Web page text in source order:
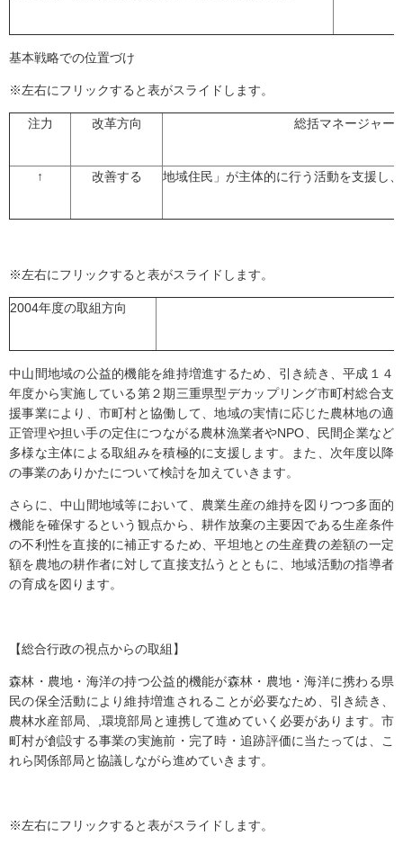
基本戦略での位置づけ
※左右にフリックすると表がスライドします。
注力 改革方向 総括マネージャー
↑ 改善する 地域住民」が主体的に行う活動を支援し
※左右にフリックすると表がスライドします。
2004年度の取組方向
中山間地域の公益的機能を維持増進するため、引き続き、平成１４
年度から実施している第２期三重県型デカップリング市町村総合支
援事業により、市町村と協働して、地域の実情に応じた農林地の適
正管理や担い手の定住につながる農林漁業者やNPO、民間企業など
多様な主体による取組みを積極的に支援します。また、次年度以降
の事業のありかたについて検討を加えていきます。
さらに、中山間地域等において、農業生産の維持を図りつつ多面的
機能を確保するという観点から、耕作放棄の主要因である生産条件
の不利性を直接的に補正するため、平坦地との生産費の差額の一定
額を農地の耕作者に対して直接支払うとともに、地域活動の指導者
の育成を図ります。
【総合行政の視点からの取組】
森林・農地・海洋の持つ公益的機能が森林・農地・海洋に携わる県
民の保全活動により維持増進されることが必要なため、引き続き、
農林水産部局、,環境部局と連携して進めていく必要があります。市
町村が創設する事業の実施前・完了時・追跡評価に当たっては、こ
れら関係部局と協議しながら進めていきます。
※左右にフリックすると表がスライドします。